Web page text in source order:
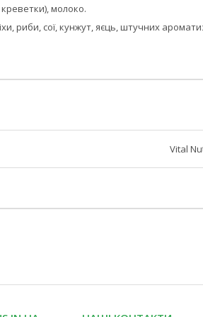
молоко.
риби, сої, кунжут, яєць, штучних
Vital